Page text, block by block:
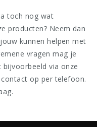
toch nog wat
producten? Neem dan
kunnen helpen met
vragen mag je
via onze
op per telefoon.